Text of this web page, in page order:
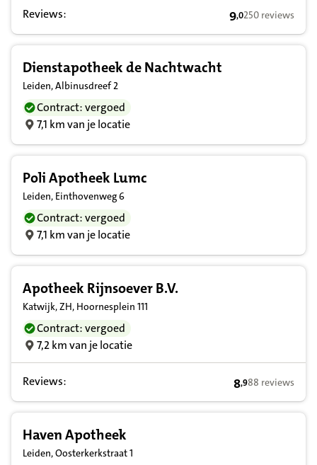
Reviews: 9,0 op basis van
9,0250 reviews
Dienstapotheek de Nachtwacht
Leiden, Albinusdreef 2
Contract: vergoed
7,1 km van je locatie
Poli Apotheek Lumc
Leiden, Einthovenweg 6
Contract: vergoed
7,1 km van je locatie
Apotheek Rijnsoever B.V.
Katwijk, ZH, Hoornesplein 111
Contract: vergoed
7,2 km van je locatie
Reviews: 8,9 op basis van
8,988 reviews
Haven Apotheek
Leiden, Oosterkerkstraat 1